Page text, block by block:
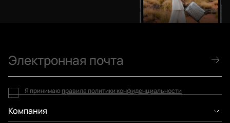
Компания
Я принимаю правила политики конфиденциальности